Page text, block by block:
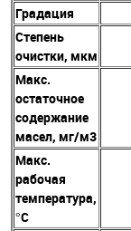
Градация
Степень
очистки, мкм
Макс.
остаточное
содержание
масел, мг/м3
Макс.
рабочая
температура,
°C